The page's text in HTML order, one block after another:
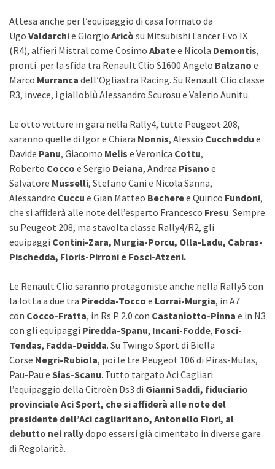
Attesa anche per l’equipaggio di casa formato da
Ugo Valdarchie Giorgio Aricò su Mitsubishi Lancer Evo IX
(R4), alfieri Mistral come Cosimo Abatee Nicola Demontis,
pronti per la sfida tra Renault Clio S1600 Angelo Balzano e
Marco Murranca dell’Ogliastra Racing. Su Renault Clio classe
R3, invece, i gialloblù Alessandro Scurosu e Valerio Aunitu.
Le otto vetture in gara nella Rally4, tutte Peugeot 208,
saranno quelle di Igor e Chiara Nonnis, Alessio Cuccheddu e
Davide Panu, Giacomo Melis e Veronica Cottu,
Roberto Cocco e Sergio Deiana, Andrea Pisano e
Salvatore Musselli, Stefano Cani e Nicola Sanna,
Alessandro Cuccu e Gian Matteo Becheree Quirico Fundoni,
che si affiderà alle note dell’esperto Francesco Fresu. Sempre
su Peugeot 208, ma stavolta classe Rally4/R2, gli
equipaggi Contini-Zara, Murgia-Porcu, Olla-Ladu, Cabras-
Pischedda, Floris-Pirroni e Fosci-Atzeni.
Le Renault Clio saranno protagoniste anche nella Rally5 con
la lotta a due tra Piredda-Tocco e Lorrai-Murgia, in A7
con Cocco-Fratta, in Rs P 2.0 con Castaniotto-Pinna e in N3
con gli equipaggi Piredda-Spanu, Incani-Fodde, Fosci-
Tendas, Fadda-Deidda. Su Twingo Sport di Biella
Corse Negri-Rubiola, poi le tre Peugeot 106 di Piras-Mulas,
Pau-Pau e Sias-Scanu. Tutto targato Aci Cagliari
l’equipaggio della Citroën Ds3 di Gianni Saddi, fiduciario
provinciale Aci Sport, che si affiderà alle note del
presidente dell’Aci cagliaritano, Antonello Fiori, al
debutto nei rallydopo essersi già cimentato in diverse gare
di Regolarità.